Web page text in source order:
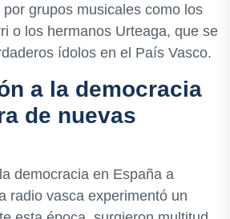
grupos musicales como los
o los hermanos Urteaga, que se
ídolos en el País Vasco.
a la democracia
de nuevas
democracia en España a
radio vasca experimentó un